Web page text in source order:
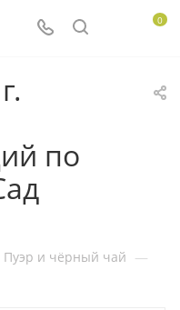
0
по
Пуэр и чёрный чай —